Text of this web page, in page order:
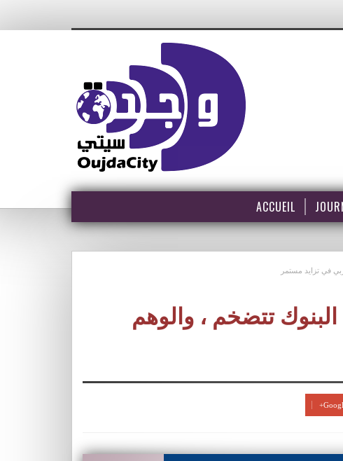
ACCUEIL
في تزايد مستمر
تتضخم ، والوهم